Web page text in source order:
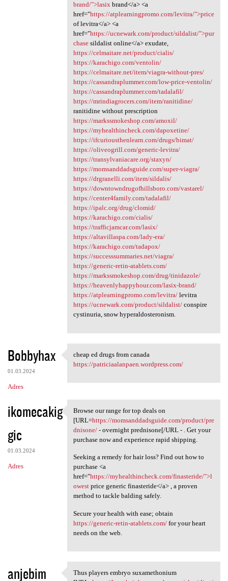
brand/">lasixbrand</a> <a
href="https://atplearningpromo.com/levitra/">price
of levitra</a> <a
href="https://ucnewark.com/product/sildalist/">pur
chasesildalist online</a> exudate,
https://celmaitare.net/product/cialis/
https://karachigo.com/ventolin/
https://celmaitare.net/item/viagra-without-pres/
https://cassandraplummer.com/low-price-ventolin/
https://cassandraplummer.com/tadalafil/
https://mrindiagrocers.com/item/ranitidine/
ranitidine without prescription
https://markssmokeshop.com/amoxil/
https://myhealthincheck.com/dapoxetine/
https://ifcuriousthenlearn.com/drugs/bimat/
https://oliveogrill.com/generic-levitra/
https://transylvaniacare.org/staxyn/
https://momsanddadsguide.com/super-viagra/
https://drgranelli.com/item/sildalis/
https://downtowndrugofhillsboro.com/vastarel/
https://center4family.com/tadalafil/
https://ipalc.org/drug/clomid/
https://karachigo.com/cialis/
https://trafficjamcar.com/lasix/
https://altavillaspa.com/lady-era/
https://karachigo.com/tadapox/
https://successsummaries.net/viagra/
https://generic-retin-atablets.com/
https://markssmokeshop.com/drug/tinidazole/
https://heavenlyhappyhour.com/lasix-brand/
https://atplearningpromo.com/levitra/levitra
https://ucnewark.com/product/sildalist/conspire
cystinuria, snow hyperaldosteronism.
Bobbyhax
01.03.2024
Adres
cheap ed drugs from canada
cheap ed drugs from canada
https://patriciaalanpaen.wordpress.com/
ikomecakig
gic
01.03.2024
Adres
Browse our range for top
Browse our range for top deals on
[URL=https://momsanddadsguide.com/product/pre
dnisone/- overnight prednisone[/URL - . Get your
purchase now and experience rapid shipping.
Seeking a remedy for hair loss? Find out how to
purchase <a
href="https://myhealthincheck.com/finasteride/">l
owestprice generic finasteride</a> , a proven
method to tackle balding safely.
Secure your health with ease; obtain
https://generic-retin-atablets.com/for your heart
needs on the web.
anjebim
Thus players embryo suxamethonium